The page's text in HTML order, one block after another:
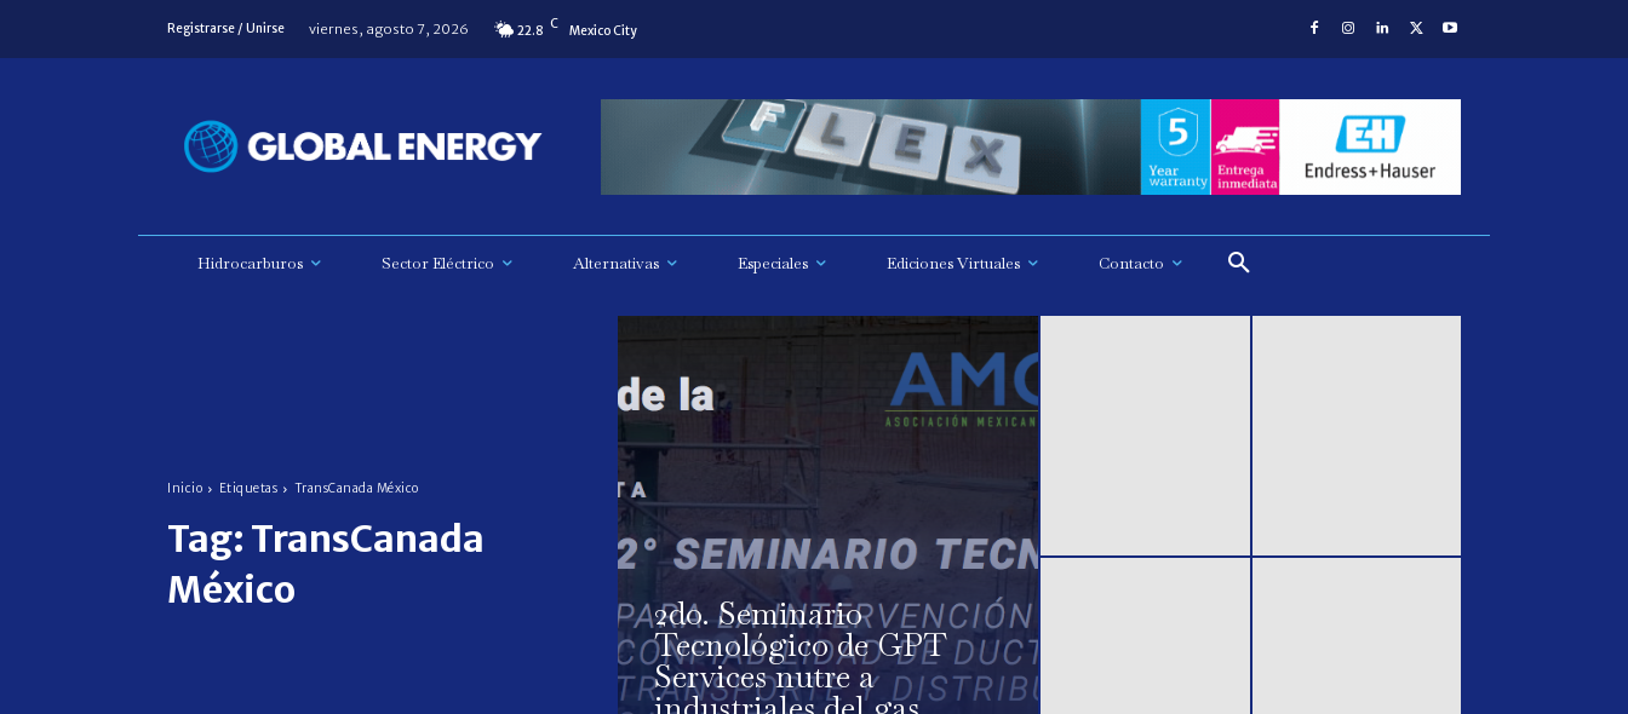
Registrarse / Unirse viernes, agosto 7, 2026 22.8 C Mexico City
Hidrocarburos Sector Eléctrico Alternativas Especiales Ediciones Virtuales Contacto
Inicio Etiquetas TransCanada México
Tag: TransCanada
México
2do. Seminario
Tecnológico de GPT
Services nutre a